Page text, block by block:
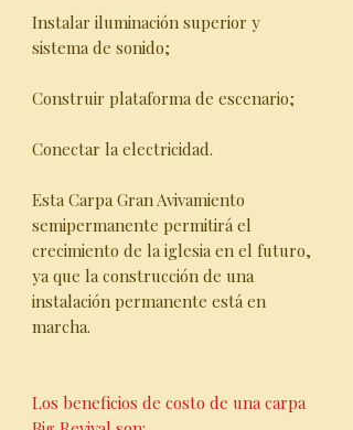
Instalar iluminación superior y
sistema de sonido;
Construir plataforma de escenario;
Conectar la electricidad.
Esta Carpa Gran Avivamiento
semipermanente permitirá el
crecimiento de la iglesia en el futuro,
ya que la construcción de una
instalación permanente está en
marcha.
Los beneficios de costo de una carpa